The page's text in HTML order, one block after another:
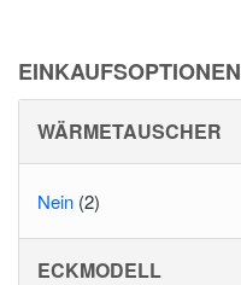
EINKAUFSOPTIONEN
WÄRMETAUSCHER
Nein (2)
ECKMODELL